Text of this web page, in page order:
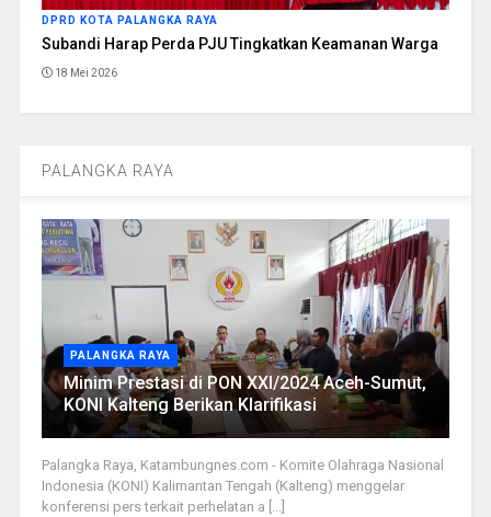
DPRD KOTA PALANGKA RAYA
Subandi Harap Perda PJU Tingkatkan Keamanan Warga
18 Mei 2026
PALANGKA RAYA
PALANGKA RAYA
Minim Prestasi di PON XXI/2024 Aceh-Sumut,
KONI Kalteng Berikan Klarifikasi
Palangka Raya, Katambungnes.com - Komite Olahraga Nasional
Indonesia (KONI) Kalimantan Tengah (Kalteng) menggelar
konferensi pers terkait perhelatan a [...]